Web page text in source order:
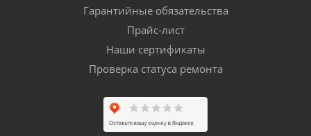
Гарантийные обязательства
Прайс-лист
Наши сертификаты
Проверка статуса ремонта